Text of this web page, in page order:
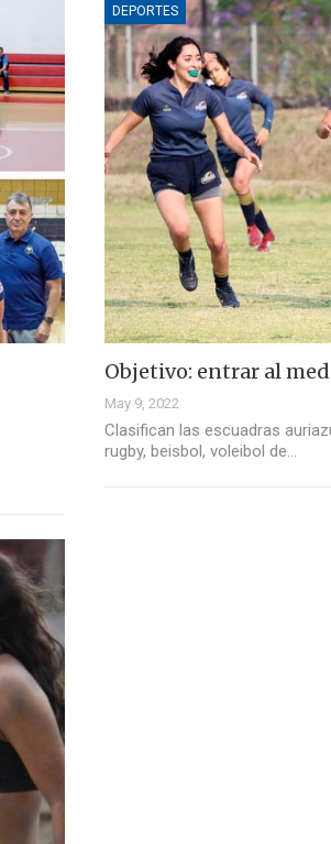
DEPORTES
Objetivo: entrar al
May 9, 2022
Clasifican las escuadras
rugby, beisbol, voleibol de…